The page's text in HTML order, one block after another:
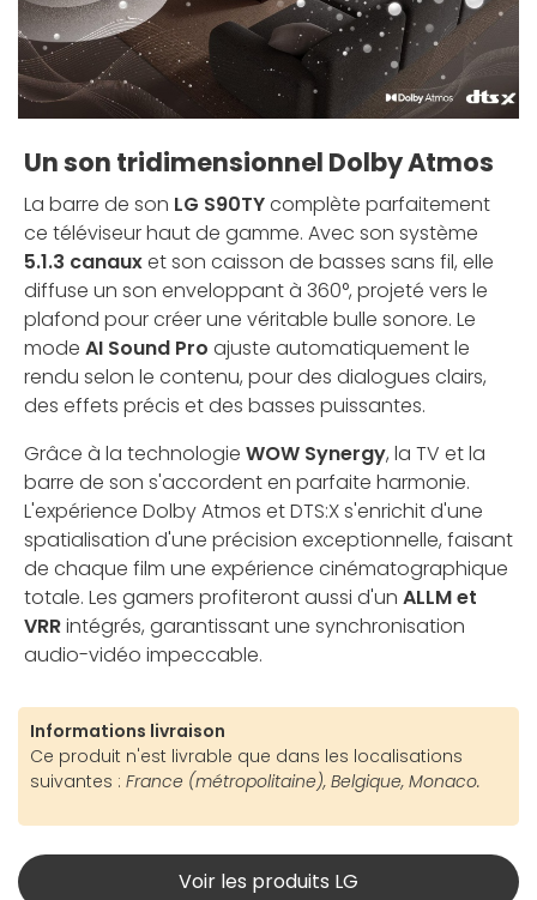
Un son tridimensionnel Dolby Atmos
La barre de son LG S90TYcomplète parfaitement
ce téléviseur haut de gamme. Avec son système
5.1.3 canauxet son caisson de basses sans fil, elle
diffuse un son enveloppant à 360°, projeté vers le
plafond pour créer une véritable bulle sonore. Le
mode AI Sound Pro ajuste automatiquement le
rendu selon le contenu, pour des dialogues clairs,
des effets précis et des basses puissantes.
Grâce à la technologie WOW Synergy, la TV et la
barre de son s'accordent en parfaite harmonie.
L'expérience Dolby Atmos et DTS:X s'enrichit d'une
spatialisation d'une précision exceptionnelle, faisant
de chaque film une expérience cinématographique
totale. Les gamers profiteront aussi d'un ALLM et
VRRintégrés, garantissant une synchronisation
audio-vidéo impeccable.
Informations livraison
Ce produit n'est livrable que dans les localisations
suivantes : France (métropolitaine), Belgique, Monaco.
Voir les produits LG